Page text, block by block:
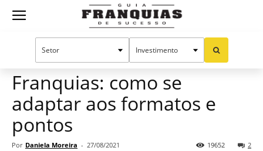
Guia
Franquias: como se
adaptar aos formatos e
pontos
Por Daniela Moreira - 27/08/2021 2
19652